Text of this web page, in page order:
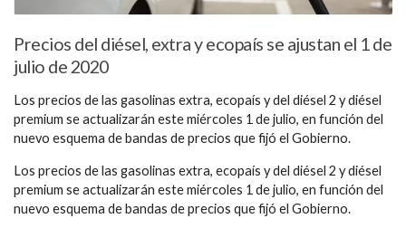
Precios del diésel, extra y ecopaís se ajustan el 1 de
julio de 2020
Los precios de las gasolinas extra, ecopaís y del diésel 2 y diésel
premium se actualizarán este miércoles 1 de julio, en función del
nuevo esquema de bandas de precios que fijó el Gobierno.
Los precios de las gasolinas extra, ecopaís y del diésel 2 y diésel
premium se actualizarán este miércoles 1 de julio, en función del
nuevo esquema de bandas de precios que fijó el Gobierno.